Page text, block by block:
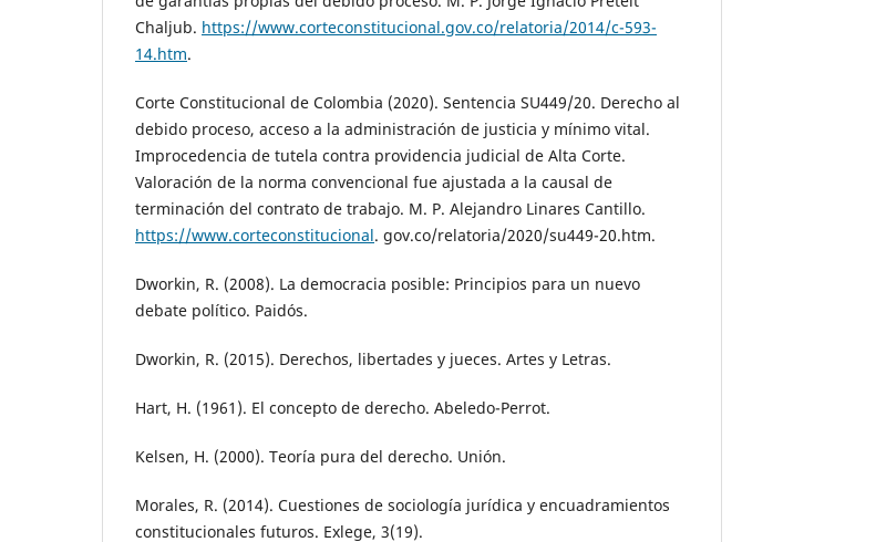
Chaljub. https://www.corteconstitucional.gov.co/relatoria/2014/c-593-
14.htm.
Corte Constitucional de Colombia (2020). Sentencia SU449/20. Derecho al
debido proceso, acceso a la administración de justicia y mínimo vital.
Improcedencia de tutela contra providencia judicial de Alta Corte.
Valoración de la norma convencional fue ajustada a la causal de
terminación del contrato de trabajo. M. P. Alejandro Linares Cantillo.
https://www.corteconstitucional. gov.co/relatoria/2020/su449-20.htm.
Dworkin, R. (2008). La democracia posible: Principios para un nuevo
debate político. Paidós.
Dworkin, R. (2015). Derechos, libertades y jueces. Artes y Letras.
Hart, H. (1961). El concepto de derecho. Abeledo-Perrot.
Kelsen, H. (2000). Teoría pura del derecho. Unión.
Morales, R. (2014). Cuestiones de sociología jurídica y encuadramientos
constitucionales futuros. Exlege, 3(19).